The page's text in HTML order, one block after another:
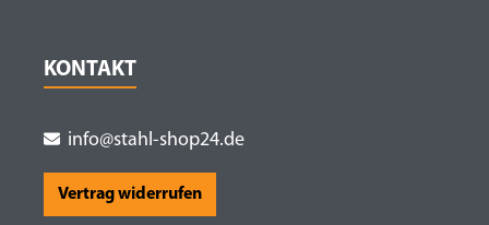
KONTAKT
info@stahl-shop24.de
Vertrag widerrufen